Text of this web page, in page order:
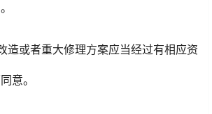
造或者重大修理方案应当经过有相应资
意。